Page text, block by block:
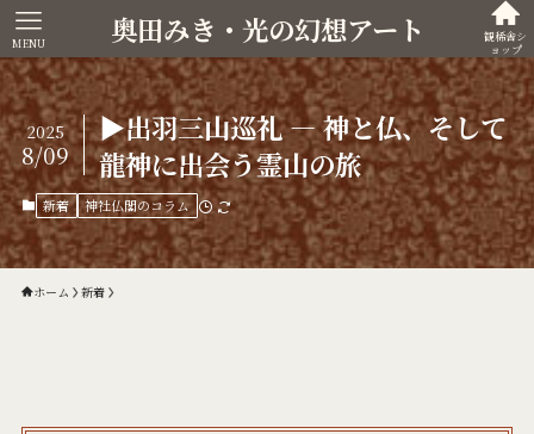
奥田みき・光の幻想アート 観稀舎シ
ョップ
MENU
▶出羽三山巡礼 ― 神と仏、そして
龍神に出会う霊山の旅
2025
8/09
新着 神社仏閣のコラム
ホーム 新着